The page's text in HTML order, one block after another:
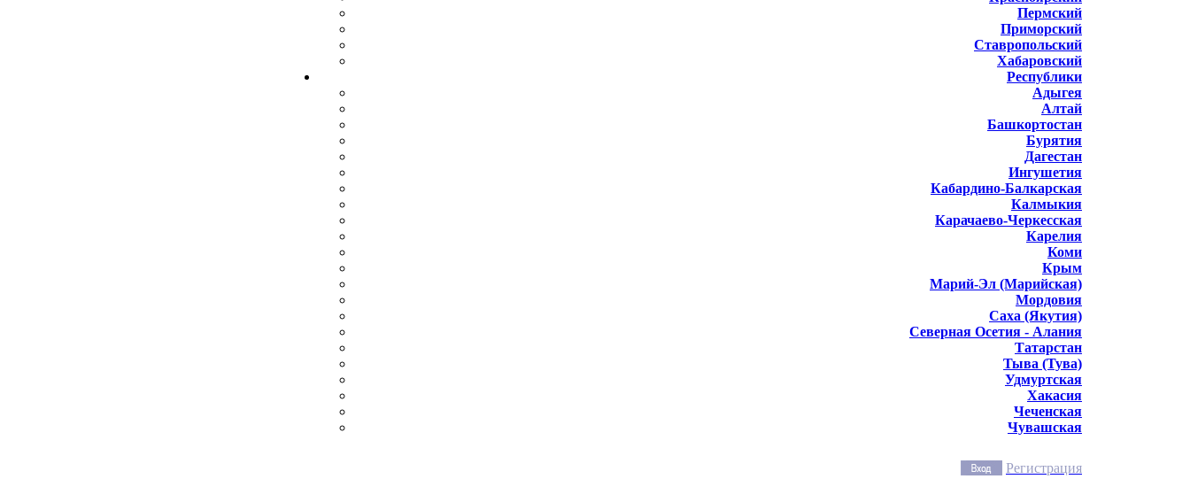
Пермский
Приморский
Ставропольский
Хабаровский
Республики
Адыгея
Алтай
Башкортостан
Бурятия
Дагестан
Ингушетия
Кабардино-Балкарская
Калмыкия
Карачаево-Черкесская
Карелия
Коми
Крым
Марий-Эл (Марийская)
Мордовия
Саха (Якутия)
Северная Осетия - Алания
Татарстан
Тыва (Тува)
Удмуртская
Хакасия
Чеченская
Чувашская
Регистрация